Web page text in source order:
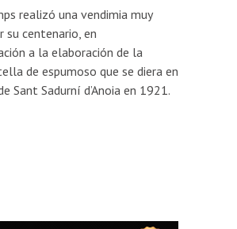
realizó una vendimia muy
su centenario, en
a la elaboración de la
de espumoso que se diera en
Sant Sadurní d’Anoia en 1921.